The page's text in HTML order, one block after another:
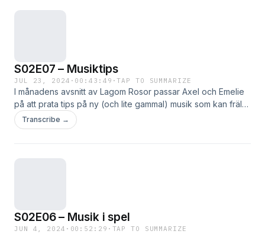
S02E07 – Musiktips
JUL 23, 2024 · 00:43:49 ·TAP TO SUMMARIZE
I månadens avsnitt av Lagom Rosor passar Axel och Emelie
på att prata tips på ny (och lite gammal) musik som kan frälsa
musiköronen nu under sommaren. Tune in för ett avsnitt fyllt
med skratt Läs mer …
Transcribe →
S02E06 – Musik i spel
JUN 4, 2024 · 00:52:29 · TAP TO SUMMARIZE